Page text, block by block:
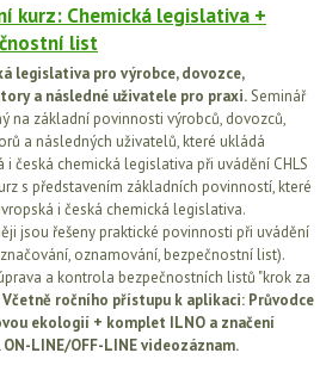
kurz: Chemická legislativa +
list
legislativa pro výrobce, dovozce,
a následné uživatele pro praxi.Seminář
na základní povinnosti výrobců, dovozců,
a následných uživatelů, které ukládá
i česká chemická legislativa při uvádění CHLS
s představením základních povinností, které
i česká chemická legislativa.
jsou řešeny praktické povinnosti při uvádění
oznamování, bezpečnostní list).
a kontrola bezpečnostních listů "krok za
Včetně ročního přístupu k aplikaci: Průvodce
ekologií + komplet ILNO a značení
ON-LINE/OFF-LINE videozáznam.